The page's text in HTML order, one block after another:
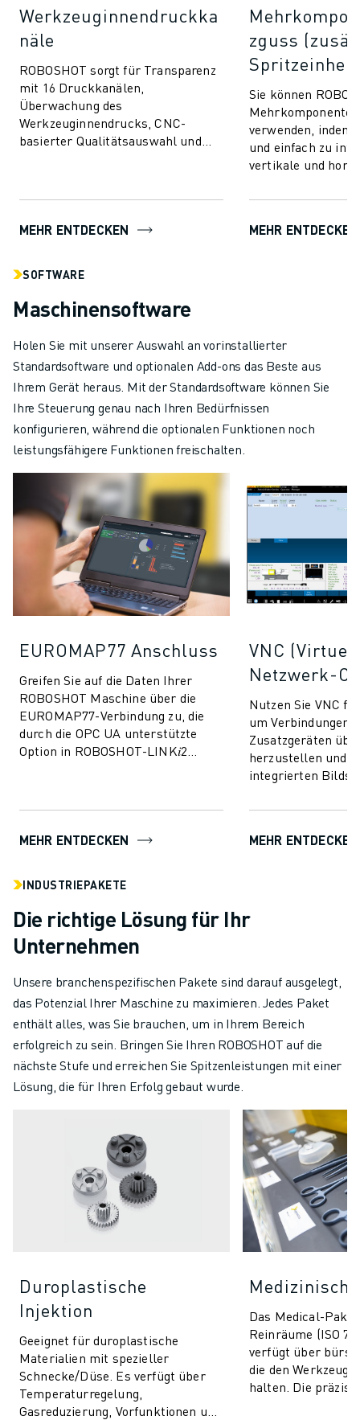
Werkzeuginnendruckka
näle
ROBOSHOT sorgt für Transparenz
mit 16 Druckkanälen,
Überwachung des
Werkzeuginnendrucks, CNC-
basierter Qualitätsauswahl und
MEHR ENTDECKEN
zguss
Sie können
verwenden, indem
und einfach zu
vertikale und
fortschrittliche
MEHR ENTDECKEN
SOFTWARE
Maschinensoftware
Holen Sie mit unserer Auswahl an vorinstallierter
Standardsoftware und optionalen Add-ons das Beste aus
Ihrem Gerät heraus. Mit der Standardsoftware können Sie
Ihre Steuerung genau nach Ihren Bedürfnissen
konfigurieren, während die optionalen Funktionen noch
leistungsfähigere Funktionen freischalten.
EUROMAP77 Anschluss
Greifen Sie auf die Daten Ihrer
ROBOSHOT Maschine über die
EUROMAP77-Verbindung zu, die
durch die OPC UA unterstützte
Option in ROBOSHOT-LINK𝑖2
MEHR ENTDECKEN
VNC
Netzwerk-
Nutzen Sie VNC
um Verbindungen
Zusatzgeräten
herzustellen und
integrierten
zu erleichtern.
MEHR ENTDECKEN
INDUSTRIEPAKETE
Die richtige Lösung für Ihr
Unternehmen
Unsere branchenspezifischen Pakete sind darauf ausgelegt,
das Potenzial Ihrer Maschine zu maximieren. Jedes Paket
enthält alles, was Sie brauchen, um in Ihrem Bereich
erfolgreich zu sein. Bringen Sie Ihren ROBOSHOT auf die
nächste Stufe und erreichen Sie Spitzenleistungen mit einer
Lösung, die für Ihren Erfolg gebaut wurde.
Duroplastische
Injektion
Geeignet für duroplastische
Materialien mit spezieller
Schnecke/Düse. Es verfügt über
Temperaturregelung,
Gasreduzierung, Vorfunktionen und
Das Medical-
Reinräume (ISO
verfügt über
die den
halten. Die präzise